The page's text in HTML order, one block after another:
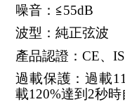
噪音：≦55dB
波型：純正弦波
產品認證：CE、
過載保護：過載
載120%達到2秒